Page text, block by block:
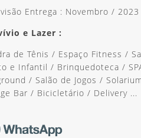
Entrega : Novembro / 2023
e Lazer :
de Tênis / Espaço Fitness /
e Infantil / Brinquedoteca /
/ Salão de Jogos /
Bar / Bicicletário / Delivery ...